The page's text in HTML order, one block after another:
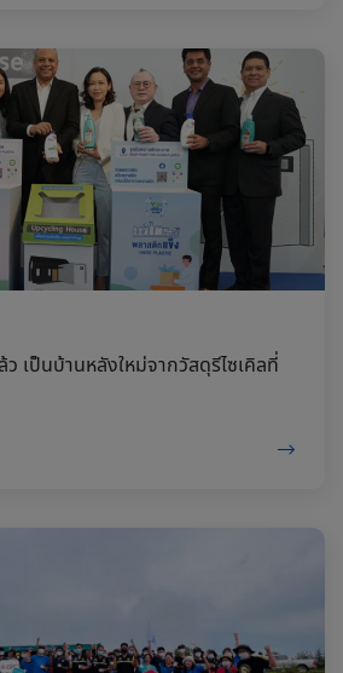
เป็นบ้านหลังใหม่จากวัสดุรีไซเคิลที่